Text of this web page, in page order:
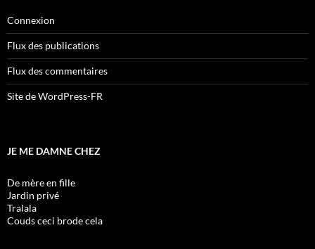
Connexion
Flux des publications
Flux des commentaires
Site de WordPress-FR
JE ME DAMNE CHEZ
De mère en fille
Jardin privé
Tralala
Couds ceci brode cela